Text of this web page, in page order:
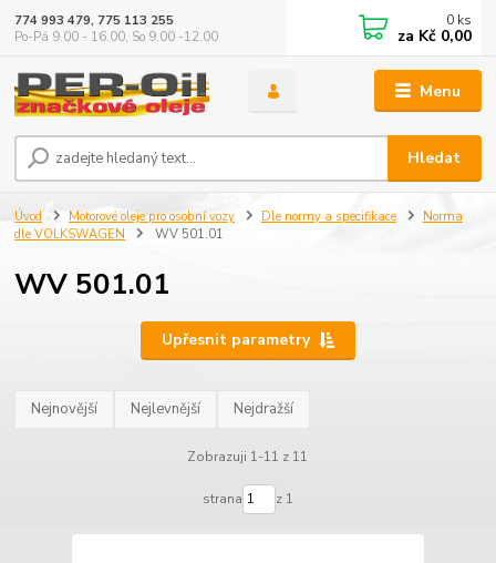
Menu
Hledat
774 993 479, 775 113 255
Po-Pá 9.00 - 16.00, So 9.00 -12.00
0 ks
za Kč 0,00
Úvod Motorové oleje pro osobní vozy Dle normy a specifikace
Norma
dle VOLKSWAGEN
WV 501.01
WV 501.01
Upřesnit parametry
Nejnovější Nejlevnější Nejdražší
Zobrazuji 1-11 z 11
strana z 1